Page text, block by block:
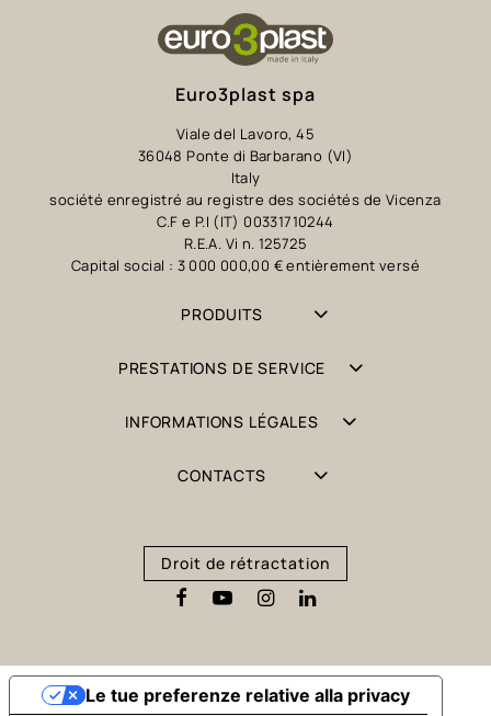
Euro3plast spa
Viale del Lavoro, 45
36048 Ponte di Barbarano (VI)
Italy
société enregistré au registre des sociétés de Vicenza
C.F e P.I (IT) 00331710244
R.E.A. Vi n. 125725
Capital social : 3 000 000,00 € entièrement versé
PRODUITS
PRESTATIONS DE SERVICE
INFORMATIONS LÉGALES
CONTACTS
Droit de rétractation
Le tue preferenze relative alla privacy